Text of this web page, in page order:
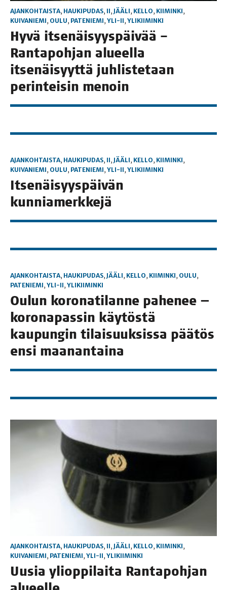
AJANKOHTAISTA, HAUKIPUDAS, II, JÄÄLI, KELLO, KIIMINKI,
KUIVANIEMI, OULU, PATENIEMI, YLI-II, YLIKIIMINKI
Hyvä itse­näi­syys­päi­vää –
Ran­ta­poh­jan alu­eel­la
itse­näi­syyt­tä juh­lis­te­taan
perin­tei­sin menoin
AJANKOHTAISTA, HAUKIPUDAS, II, JÄÄLI, KELLO, KIIMINKI,
KUIVANIEMI, OULU, PATENIEMI, YLI-II, YLIKIIMINKI
Itse­näi­syys­päi­vän
kunniamerkkejä
AJANKOHTAISTA, HAUKIPUDAS, JÄÄLI, KELLO, KIIMINKI, OULU,
PATENIEMI, YLI-II, YLIKIIMINKI
Oulun koro­na­ti­lan­ne pahe­nee —
koro­na­pas­sin käy­tös­tä
kau­pun­gin tilai­suuk­sis­sa pää­tös
ensi maanantaina
AJANKOHTAISTA, HAUKIPUDAS, II, JÄÄLI, KELLO, KIIMINKI,
KUIVANIEMI, PATENIEMI, YLI-II, YLIKIIMINKI
Uusia yli­op­pi­lai­ta Ran­ta­poh­jan